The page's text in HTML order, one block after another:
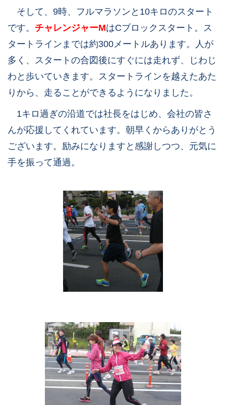
そして、9時、フルマラソンと10キロのスタート
です。 チャレンジャーMはCブロックスタート。ス
タートラインまでは約300メートルあります。人が
多く、スタートの合図後にすぐには走れず、じわじ
わと歩いていきます。スタートラインを越えたあた
りから、走ることができるようになりました。
1キロ過ぎの沿道では社長をはじめ、会社の皆さ
んが応援してくれています。朝早くからありがとう
ございます。励みになりますと感謝しつつ、元気に
手を振って通過。